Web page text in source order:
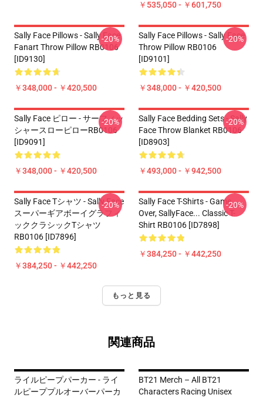
￥535,050 - ￥601,750
Sally Face Pillows - Sally Face
Fanart Throw Pillow RB0106
[ID9130]
￥348,000 - ￥420,500
-20%
Sally Face Pillows - Sally Face
Throw Pillow RB0106
[ID9101]
￥348,000 - ￥420,500
-20%
Sally Face ピロー - サーフィッ
シャースローピローRB0106
[ID9091]
￥348,000 - ￥420,500
-20%
Sally Face Bedding Sets - Sally
Face Throw Blanket RB0106
[ID8903]
￥493,000 - ￥942,500
-20%
Sally Face Tシャツ - Sally Face
スーパーギアボーイグラフィ
ッククラシックTシャツ
RB0106 [ID7896]
￥384,250 - ￥442,250
-20%
Sally Face T-Shirts - Game
Over, SallyFace... Classic T-
Shirt RB0106 [ID7898]
￥384,250 - ￥442,250
-20%
もっと見る
関連商品
ライルピープパーカー - ライ
ルピーププルオーバーパーカ
BT21 Merch – All BT21
Characters Racing Unisex